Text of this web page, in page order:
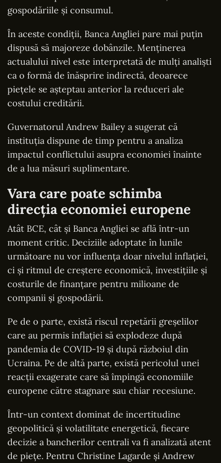
gospodăriile și consumul.
În aceste condiții, Banca Angliei pare mai puțin
dispusă să majoreze dobânzile. Menținerea
actualului nivel este interpretată de mulți analiști
ca o formă de înăsprire indirectă, deoarece
piețele se așteptau anterior la reduceri ale
costului creditării.
Guvernatorul Andrew Bailey a sugerat că
instituția dispune de timp pentru a analiza
impactul conflictului asupra economiei înainte
de a lua măsuri suplimentare.
Vara care poate schimba
direcția economiei europene
Atât BCE, cât și Banca Angliei se află într-un
moment critic. Deciziile adoptate în lunile
următoare nu vor influența doar nivelul inflației,
ci și ritmul de creștere economică, investițiile și
costurile de finanțare pentru milioane de
companii și gospodării.
Pe de o parte, există riscul repetării greșelilor
care au permis inflației să explodeze după
pandemia de COVID-19 și după războiul din
Ucraina. Pe de altă parte, există pericolul unei
reacții exagerate care să împingă economiile
europene către stagnare sau chiar recesiune.
Într-un context dominat de incertitudine
geopolitică și volatilitate energetică, fiecare
decizie a bancherilor centrali va fi analizată atent
de piețe. Pentru Christine Lagarde și Andrew